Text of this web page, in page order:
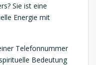
Sie ist eine
Energie mit
Telefonnummer
Bedeutung